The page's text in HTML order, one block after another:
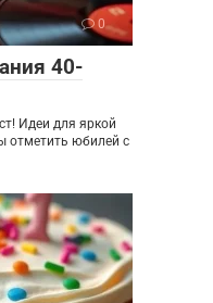
0
40-
Идеи для яркой
отметить юбилей с